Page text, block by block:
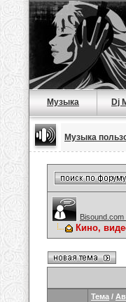
Музыка Dj
Музыка
Кино,
Тема /